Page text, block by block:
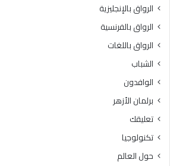
الرواق بالإنجليزية
الرواق بالفرنسية
الرواق باللغات
الشباب
الوافدون
برلمان الأزهر
تعليقك
تكنولوجيا
حول العالم